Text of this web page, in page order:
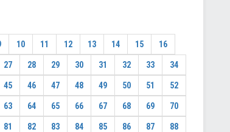
10 11 12 13 14 15 16
27 28 29 30 31 32 33 34
45 46 47 48 49 50 51 52
63 64 65 66 67 68 69 70
81 82 83 84 85 86 87 88